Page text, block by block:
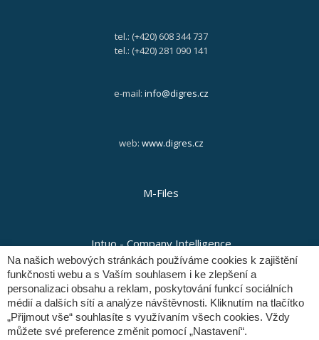
tel.: (+420) 608 344 737
tel.: (+420) 281 090 141
e-mail: info@digres.cz
web: www.digres.cz
M-Files
Intuo - Company Intelligence
Orange Solutions
Na našich webových stránkách používáme cookies k zajištění
funkčnosti webu a s Vaším souhlasem i ke zlepšení a
personalizaci obsahu a reklam, poskytování funkcí sociálních
médií a dalších sítí a analýze návštěvnosti. Kliknutím na tlačítko
„Přijmout vše“ souhlasíte s využívaním všech cookies. Vždy
můžete své preference změnit pomocí „Nastavení“.